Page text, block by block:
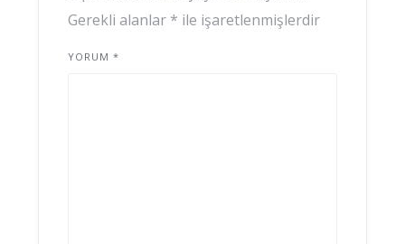
Gerekli alanlar * ile işaretlenmişlerdir
YORUM *